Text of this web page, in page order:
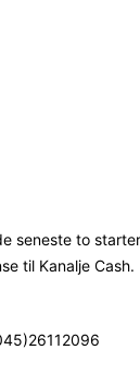
seneste to
til Kanalje Cash.